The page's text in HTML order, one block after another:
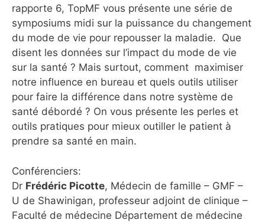
rapporte 6, TopMF vous présente une série de
symposiums midi sur la puissance du changement
du mode de vie pour repousser la maladie. Que
disent les données sur l’impact du mode de vie
sur la santé ? Mais surtout, comment maximiser
notre influence en bureau et quels outils utiliser
pour faire la différence dans notre système de
santé débordé ? On vous présente les perles et
outils pratiques pour mieux outiller le patient à
prendre sa santé en main.
Conférenciers:
Dr Frédéric Picotte, Médecin de famille – GMF –
U de Shawinigan, professeur adjoint de clinique –
Faculté de médecine Département de médecine